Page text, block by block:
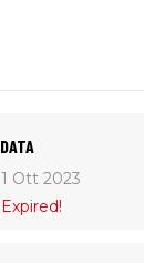
DATA
1 Ott 2023
Expired!